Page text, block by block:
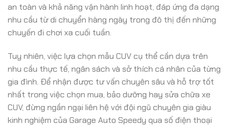
an toàn và khả năng vận hành linh hoạt, đáp ứng đa dạng
nhu cầu từ di chuyển hàng ngày trong đô thị đến những
chuyến đi chơi xa cuối tuần.
Tuy nhiên, việc lựa chọn mẫu CUV cụ thể cần dựa trên
nhu cầu thực tế, ngân sách và sở thích cá nhân của từng
gia đình. Để nhận được tư vấn chuyên sâu và hỗ trợ tốt
nhất trong việc chọn mua, bảo dưỡng hay sửa chữa xe
CUV, đừng ngần ngại liên hệ với đội ngũ chuyên gia giàu
kinh nghiệm của Garage Auto Speedy qua số điện thoại